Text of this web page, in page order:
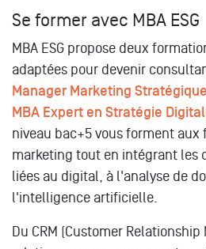
Se former avec MBA ESG
MBA ESG propose deux
adaptées pour devenir
Manager Marketing
MBA Expert en Stratégie
niveau bac+5 vous forment
marketing tout en intégrant les
liées au digital, à l'analyse de
l'intelligence artificielle.
Du CRM (Customer